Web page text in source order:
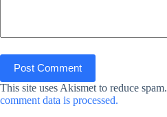
Post Comment
This site uses Akismet to reduce spam.
comment data is processed.